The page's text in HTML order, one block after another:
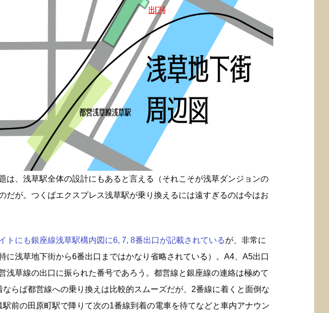
は、浅草駅全体の設計にもあると言える（それこそが浅草ダンジョンの
だが。つくばエクスプレス浅草駅が乗り換えるには遠すぎるのは今はお
トにも銀座線浅草駅構内図に6, 7, 8番出口が記載されているが、非常に
に浅草地下街から6番出口まではかなり省略されている）。A4、A5出口
浅草線の出口に振られた番号であろう。都営線と銀座線の連絡は極めて
ならば都営線への乗り換えは比較的スムーズだが、2番線に着くと面倒な
駅前の田原町駅で降りて次の1番線到着の電車を待てなどと車内アナウン